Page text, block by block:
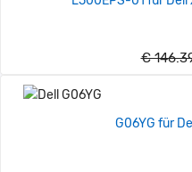
€
G06YG für